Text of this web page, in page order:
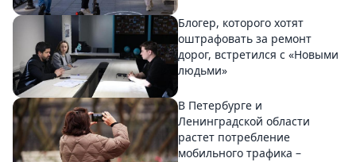
Блогер, которого хотят
оштрафовать за ремонт
дорог, встретился с «Новыми
людьми»
В Петербурге и
Ленинградской области
растет потребление
мобильного трафика –